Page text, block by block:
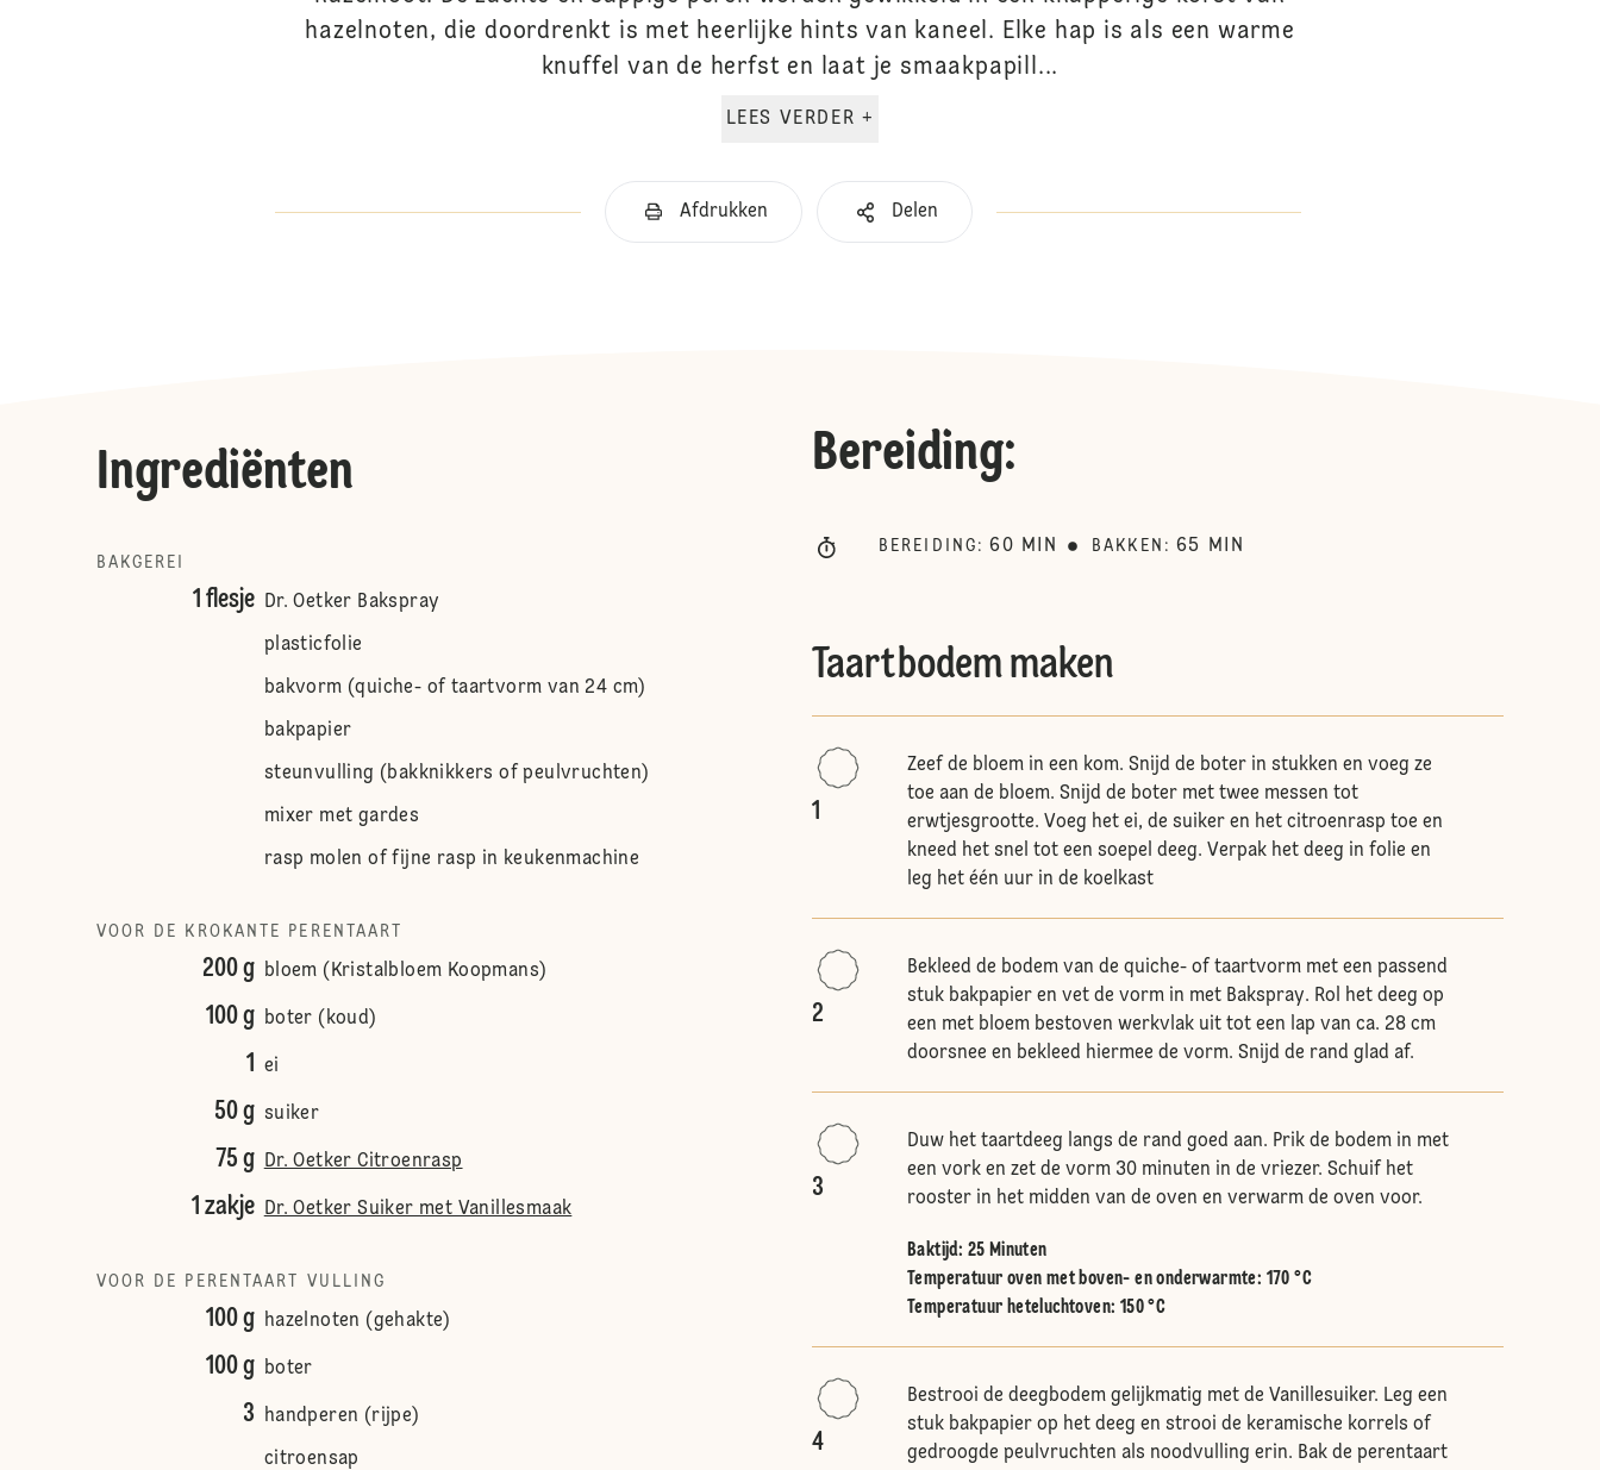
hazelnoten, die doordrenkt is met heerlijke hints van kaneel. Elke hap is als een warme
knuffel van de herfst en laat je smaakpapill...
LEES VERDER +
Afdrukken Delen
Ingrediënten
BAKGEREI
1 flesje Dr. Oetker Bakspray
plasticfolie
bakvorm (quiche- of taartvorm van 24 cm)
bakpapier
steunvulling (bakknikkers of peulvruchten)
mixer met gardes
rasp molen of fijne rasp in keukenmachine
VOOR DE KROKANTE PERENTAART
200 g bloem (Kristalbloem Koopmans)
100 g boter (koud)
1 ei
50 g suiker
75 g Dr. Oetker Citroenrasp
1 zakje Dr. Oetker Suiker met Vanillesmaak
VOOR DE PERENTAART VULLING
100 g hazelnoten (gehakte)
100 g boter
3 handperen (rijpe)
citroensap
Bereiding:
BEREIDING : 60 MIN BAKKEN : 65 MIN
Taartbodem maken
1
Zeef de bloem in een kom. Snijd de boter in stukken en voeg ze
toe aan de bloem. Snijd de boter met twee messen tot
erwtjesgrootte. Voeg het ei, de suiker en het citroenrasp toe en
kneed het snel tot een soepel deeg. Verpak het deeg in folie en
leg het één uur in de koelkast
2
Bekleed de bodem van de quiche- of taartvorm met een passend
stuk bakpapier en vet de vorm in met Bakspray. Rol het deeg op
een met bloem bestoven werkvlak uit tot een lap van ca. 28 cm
doorsnee en bekleed hiermee de vorm. Snijd de rand glad af.
3
Duw het taartdeeg langs de rand goed aan. Prik de bodem in met
een vork en zet de vorm 30 minuten in de vriezer. Schuif het
rooster in het midden van de oven en verwarm de oven voor.
Baktijd: 25 Minuten
Temperatuur oven met boven- en onderwarmte: 170 °C
Temperatuur heteluchtoven: 150 °C
4
Bestrooi de deegbodem gelijkmatig met de Vanillesuiker. Leg een
stuk bakpapier op het deeg en strooi de keramische korrels of
gedroogde peulvruchten als noodvulling erin. Bak de perentaart